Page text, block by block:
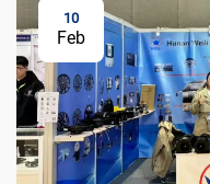
10
Feb